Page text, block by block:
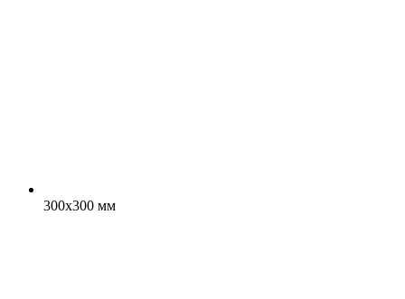
300x300 мм